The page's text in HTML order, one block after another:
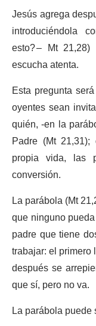
Jesús agrega
introduciéndola
esto? – Mt
escucha atenta.
Esta pregunta
oyentes sean
quién, ‑en la
Padre (Mt
propia vida, las
conversión.
La parábola (Mt
que ninguno
padre que tiene
trabajar: el
después se
que sí, pero no va.
La parábola